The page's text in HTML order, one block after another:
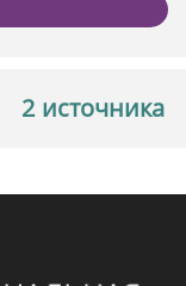
2 источника